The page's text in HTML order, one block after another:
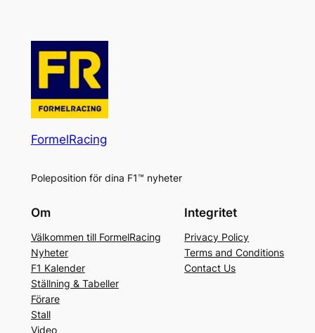
FormelRacing
Poleposition för dina F1™ nyheter
Om
Välkommen till FormelRacing
Nyheter
F1 Kalender
Ställning & Tabeller
Förare
Stall
Video
Integritet
Privacy Policy
Terms and Conditions
Contact Us